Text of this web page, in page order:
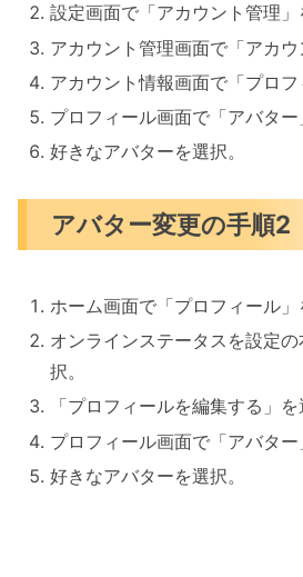
設定画面で「アカウント管理」
アカウント管理画面で「アカウ
アカウント情報画面で「プロフ
プロフィール画面で「アバター
好きなアバターを選択。
アバター変更の手順2
ホーム画面で「プロフィール」
オンラインステータスを設定
択。
「プロフィールを編集する」を
プロフィール画面で「アバター
好きなアバターを選択。